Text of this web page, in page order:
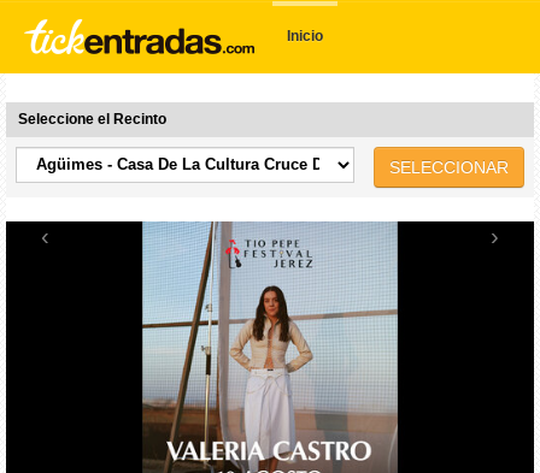
Inicio
Seleccione el Recinto
SELECCIONAR
‹ ›